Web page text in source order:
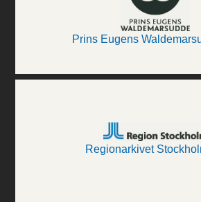
Prins Eugens
Regionarkivet